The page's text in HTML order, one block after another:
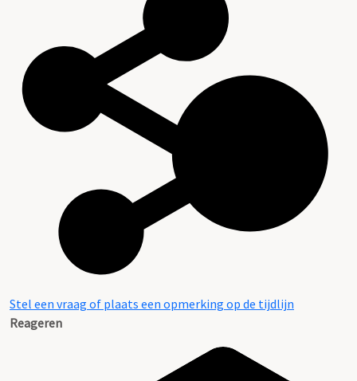
Stel een vraag of plaats een opmerking op de tijdlijn
Reageren